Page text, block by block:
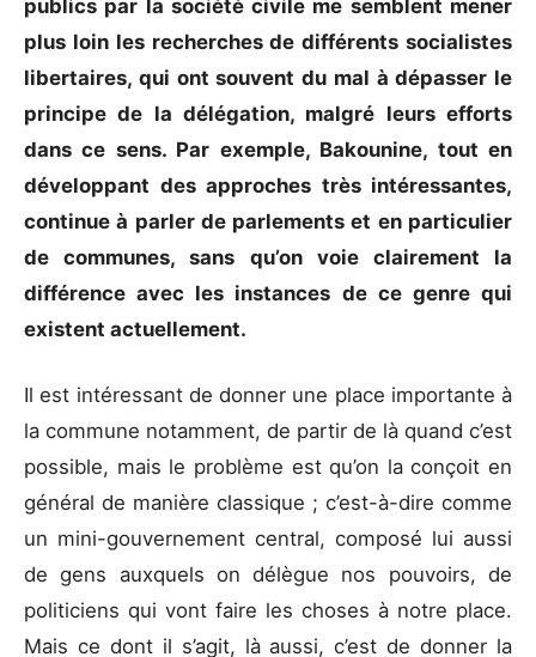
publics par la société civile me semblent mener
plus loin les recherches de différents socialistes
libertaires, qui ont souvent du mal à dépasser le
principe de la délégation, malgré leurs efforts
dans ce sens. Par exemple, Bakounine, tout en
développant des approches très intéressantes,
continue à parler de parlements et en particulier
de communes, sans qu’on voie clairement la
différence avec les instances de ce genre qui
existent actuellement.
Il est intéressant de donner une place importante à
la commune notamment, de partir de là quand c’est
possible, mais le problème est qu’on la conçoit en
général de manière classique ; c’est-à-dire comme
un mini-gouvernement central, composé lui aussi
de gens auxquels on délègue nos pouvoirs, de
politiciens qui vont faire les choses à notre place.
Mais ce dont il s’agit, là aussi, c’est de donner la